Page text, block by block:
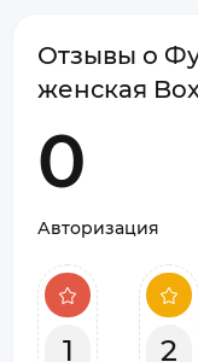
Отзывы о
женская
0
Авторизация
1 2